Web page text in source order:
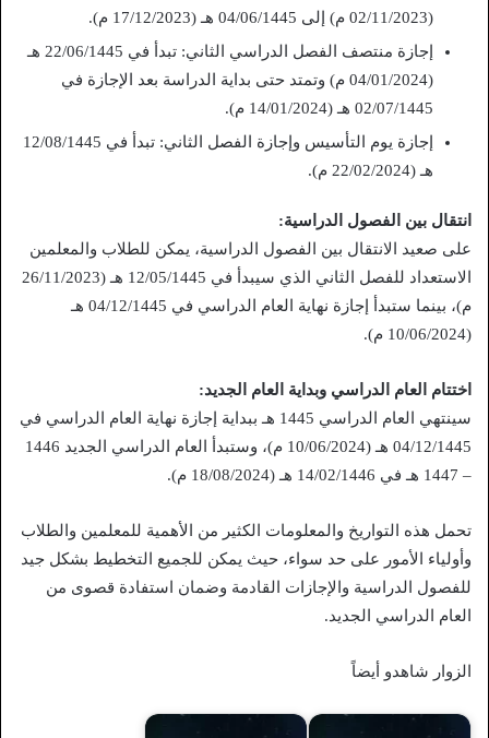
(02/11/2023 م) إلى 04/06/1445 هـ (17/12/2023 م).
إجازة منتصف الفصل الدراسي الثاني: تبدأ في 22/06/1445 هـ
(04/01/2024 م) وتمتد حتى بداية الدراسة بعد الإجازة في
02/07/1445 هـ (14/01/2024 م).
إجازة يوم التأسيس وإجازة الفصل الثاني: تبدأ في 12/08/1445
هـ (22/02/2024 م).
انتقال بين الفصول الدراسية:
على صعيد الانتقال بين الفصول الدراسية، يمكن للطلاب والمعلمين
الاستعداد للفصل الثاني الذي سيبدأ في 12/05/1445 هـ (26/11/2023
م)، بينما ستبدأ إجازة نهاية العام الدراسي في 04/12/1445 هـ
(10/06/2024 م).
اختتام العام الدراسي وبداية العام الجديد:
سينتهي العام الدراسي 1445 هـ ببداية إجازة نهاية العام الدراسي في
04/12/1445 هـ (10/06/2024 م)، وستبدأ العام الدراسي الجديد 1446
– 1447 هـ في 14/02/1446 هـ (18/08/2024 م).
تحمل هذه التواريخ والمعلومات الكثير من الأهمية للمعلمين والطلاب
وأولياء الأمور على حد سواء، حيث يمكن للجميع التخطيط بشكل جيد
للفصول الدراسية والإجازات القادمة وضمان استفادة قصوى من
العام الدراسي الجديد.
الزوار شاهدو أيضاً